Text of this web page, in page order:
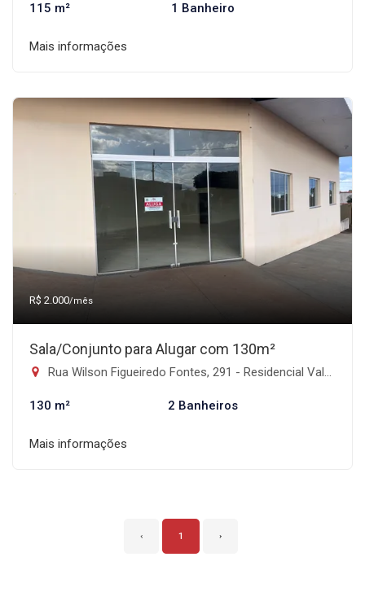
115 m² 1 Banheiro
Mais informações
R$ 2.000/mês
Sala/Conjunto para Alugar com 130m²
Rua Wilson Figueiredo Fontes, 291 - Residencial Vale Verde, Faxinal-PR
130 m² 2 Banheiros
Mais informações
‹ 1 ›